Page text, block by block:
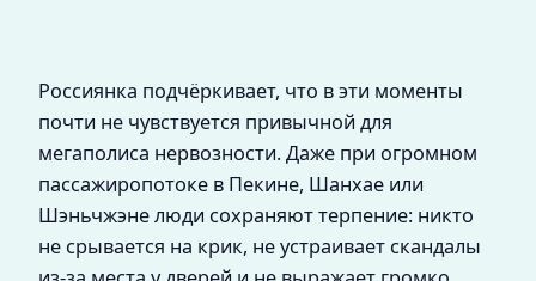
Россиянка подчёркивает, что в эти моменты
почти не чувствуется привычной для
мегаполиса нервозности. Даже при огромном
пассажиропотоке в Пекине, Шанхае или
Шэньчжэне люди сохраняют терпение: никто
не срывается на крик, не устраивает скандалы